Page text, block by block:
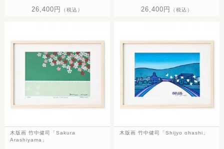
26,400円 （税込） 26,400円 （税込）
木版画 竹中健司「Sakura
Arashiyama」
木版画 竹中健司「Shijyo ohashi」